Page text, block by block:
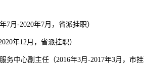
年7月 -2020年7月，省派挂职）
年12月，省派挂职）
务中心副主任（2016年3月 -2017年3月，市